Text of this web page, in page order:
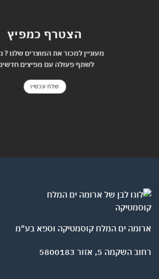
הצטרף כמפיץ
מעוניין למכור את המוצרים שלנו ? נשמח
לשתף פעולה עם מפיצים חדשים.
שלח עכשיו
ים המלח קוסמטיקה וספא בע"מ
5, אזור 5800183